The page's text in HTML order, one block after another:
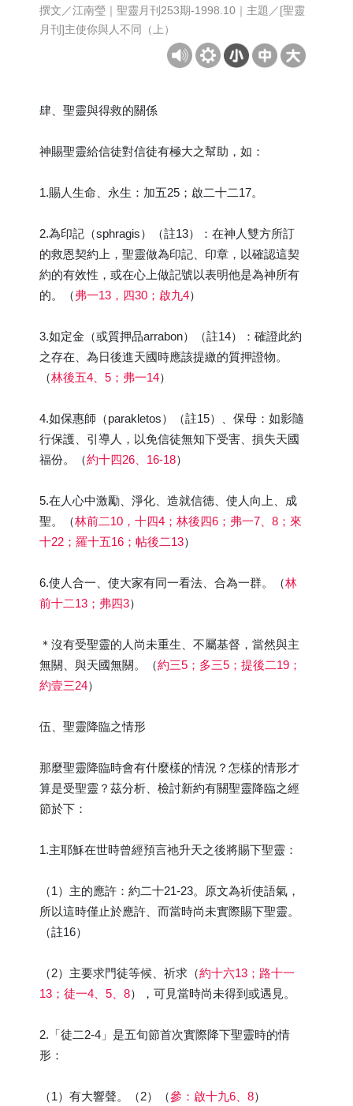
撰文／江南瑩｜聖靈月刊253期-1998.10｜主題／[聖靈
月刊]主使你與人不同（上）
肆、聖靈與得救的關係
神賜聖靈給信徒對信徒有極大之幫助，如：
1.賜人生命、永生：加五25；啟二十二17。
2.為印記（sphragis）（註13）：在神人雙方所訂
的救恩契約上，聖靈做為印記、印章，以確認這契
約的有效性，或在心上做記號以表明他是為神所有
的。（弗一13，四30；啟九4）
3.如定金（或質押品arrabon）（註14）：確證此約
之存在、為日後進天國時應該提繳的質押證物。
（林後五4、5；弗一14）
4.如保惠師（parakletos）（註15）、保母：如影隨
行保護、引導人，以免信徒無知下受害、損失天國
福份。（約十四26、16-18）
5.在人心中激勵、淨化、造就信德、使人向上、成
聖。（林前二10，十四4；林後四6；弗一7、8；來
十22；羅十五16；帖後二13）
6.使人合一、使大家有同一看法、合為一群。（林
前十二13；弗四3）
＊沒有受聖靈的人尚未重生、不屬基督，當然與主
無關、與天國無關。（約三5；多三5；提後二19；
約壹三24）
伍、聖靈降臨之情形
那麼聖靈降臨時會有什麼樣的情況？怎樣的情形才
算是受聖靈？茲分析、檢討新約有關聖靈降臨之經
節於下：
1.主耶穌在世時曾經預言祂升天之後將賜下聖靈：
（1）主的應許：約二十21-23。原文為祈使語氣，
所以這時僅止於應許、而當時尚未實際賜下聖靈。
（註16）
（2）主要求門徒等候、祈求（約十六13；路十一
13；徒一4、5、8），可見當時尚未得到或遇見。
2.「徒二2-4」是五旬節首次實際降下聖靈時的情
形：
（1）有大響聲。（2）（參：啟十九6、8）